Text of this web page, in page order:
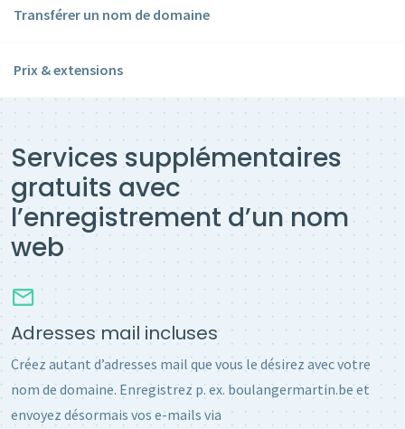
Transférer un nom de domaine
Prix & extensions
Services supplémentaires
gratuits avec
l’enregistrement d’un nom
web
Adresses mail incluses
Créez autant d’adresses mail que vous le désirez avec votre
nom de domaine. Enregistrez p. ex. boulangermartin.be et
envoyez désormais vos e-mails via